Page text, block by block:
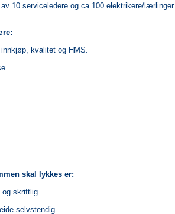
10 serviceledere og ca 100 elektrikere/
kvalitet og HMS.
skal lykkes er:
og skriftlig
selvstendig